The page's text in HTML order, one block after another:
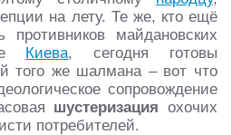
на лету. Те же, кто ещё
майдановских
Киева, сегодня готовы
того же шалмана – вот что
сопровождение
шустеризация охочих
потребителей.